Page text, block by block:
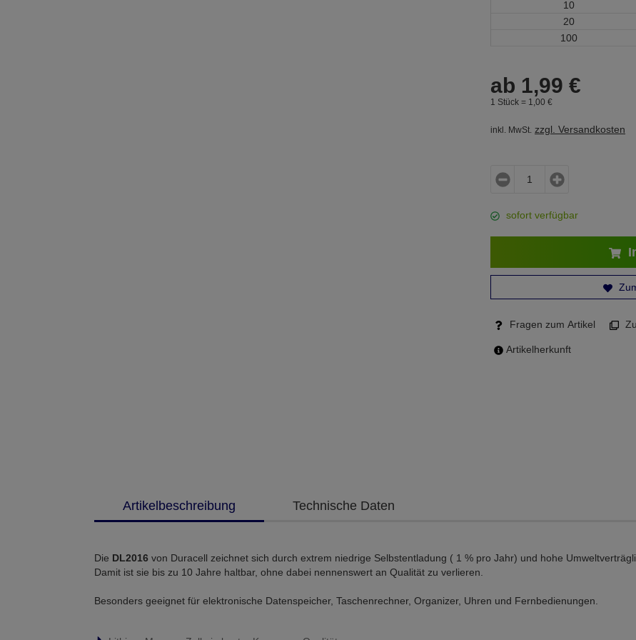
10
20
100
ab 1,99 €
1 Stück = 1, 00 €
inkl. MwSt. zzgl. Versandkosten
sofort verfügbar
Fragen zum Artikel
Artikelherkunft
Artikelbeschreibung Technische Daten
Die DL2016 von Duracell zeichnet sich durch extrem niedrige Selbstentladung ( 1 % pro Jahr) und hohe
Damit ist sie bis zu 10 Jahre haltbar, ohne dabei nennenswert an Qualität zu verlieren.
Besonders geeignet für elektronische Datenspeicher, Taschenrechner, Organizer, Uhren und Fernbedienungen.